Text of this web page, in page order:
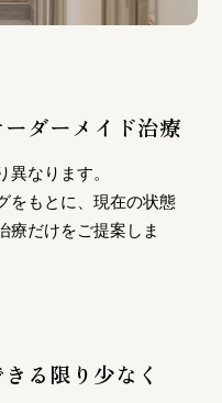
ダーメイド治療
なります。
をもとに、現在の状態
療だけをご提案しま
る限り少なく